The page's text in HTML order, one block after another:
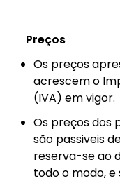
Preços
Os preços
acrescem o
(IVA) em vigor.
Os preços dos
são passiveis
reserva-se ao
todo o modo, e